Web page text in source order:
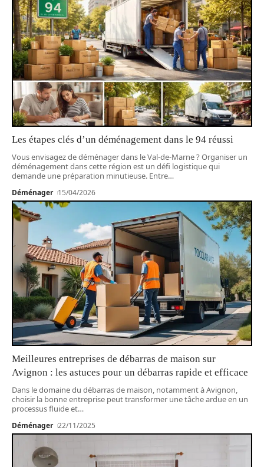
Les étapes clés d’un déménagement dans le 94 réussi
Vous envisagez de déménager dans le Val-de-Marne ? Organiser un
déménagement dans cette région est un défi logistique qui
demande une préparation minutieuse. Entre…
Déménager 15/04/2026
Meilleures entreprises de débarras de maison sur
Avignon : les astuces pour un débarras rapide et efficace
Dans le domaine du débarras de maison, notamment à Avignon,
choisir la bonne entreprise peut transformer une tâche ardue en un
processus fluide et…
Déménager 22/11/2025